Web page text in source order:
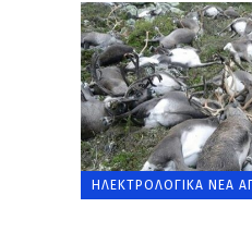
ΗΛΕΚΤΡΟΛΟΓΙΚΆ ΝΈΑ